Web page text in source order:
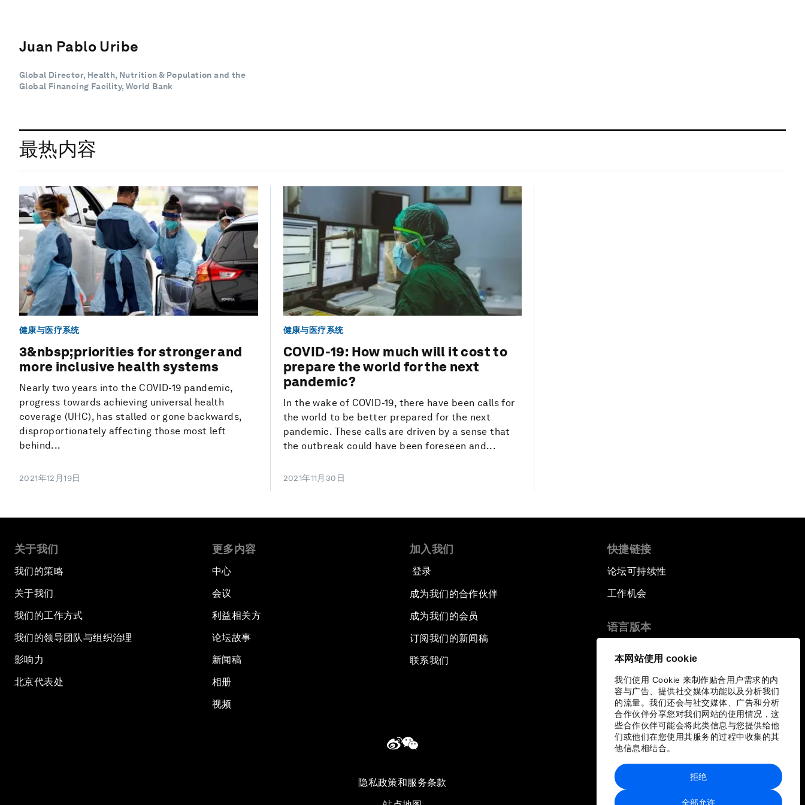
本网站使用 cookie
我们使用 Cookie 来制作贴合用户需求的内
容与广告、提供社交媒体功能以及分析我们
的流量。我们还会与社交媒体、广告和分析
合作伙伴分享您对我们网站的使用情况，这
些合作伙伴可能会将此类信息与您提供给他
们或他们在您使用其服务的过程中收集的其
他信息相结合。
全部允许
拒绝
Juan Pablo Uribe
Global Director, Health, Nutrition & Population and the
Global Financing Facility, World Bank
最热内容
健康与医疗系统
3&nbsp;priorities for stronger and
more inclusive health systems
Nearly two years into the COVID-19 pandemic,
progress towards achieving universal health
coverage (UHC), has stalled or gone backwards,
disproportionately affecting those most left
behind...
2021年12月19日
健康与医疗系统
COVID-19: How much will it cost to
prepare the world for the next
pandemic?
In the wake of COVID-19, there have been calls for
the world to be better prepared for the next
pandemic. These calls are driven by a sense that
the outbreak could have been foreseen and...
2021年11月30日
关于我们
我们的策略
关于我们
我们的工作方式
我们的领导团队与组织治理
影响力
北京代表处
更多内容
中心
会议
利益相关方
论坛故事
新闻稿
相册
视频
加入我们
登录
成为我们的合作伙伴
成为我们的会员
订阅我们的新闻稿
联系我们
快捷链接
论坛可持续性
工作机会
语言版本
隐私政策和服务条款